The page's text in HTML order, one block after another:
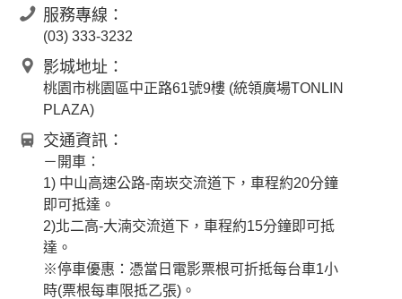
服務專線：
(03) 333-3232
影城地址：
桃園市桃園區中正路61號9樓 (統領廣場TONLIN
PLAZA)
交通資訊：
－開車：
1) 中山高速公路-南崁交流道下，車程約20分鐘
即可抵達。
2)北二高-大湳交流道下，車程約15分鐘即可抵
達。
※停車優惠：憑當日電影票根可折抵每台車1小
時(票根每車限抵乙張)。